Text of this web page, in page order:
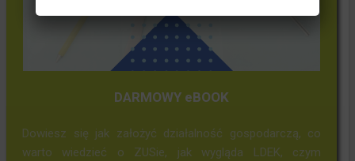
DARMOWY eBOOK
Dowiesz się jak założyć działalność gospodarczą, co
warto wiedzieć o ZUSie, jak wygląda LDEK, czym